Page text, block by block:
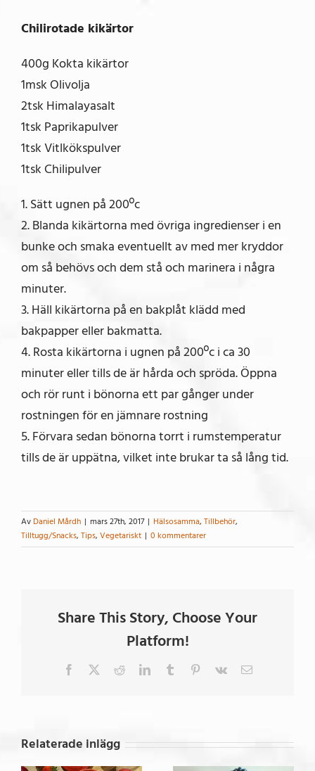
Chilirotade kikärtor
400g Kokta kikärtor
1msk Olivolja
2tsk Himalayasalt
1tsk Paprikapulver
1tsk Vitlkökspulver
1tsk Chilipulver
1. Sätt ugnen på 200ºc
2. Blanda kikärtorna med övriga ingredienser i en
bunke och smaka eventuellt av med mer kryddor
om så behövs och dem stå och marinera i några
minuter.
3. Häll kikärtorna på en bakplåt klädd med
bakpapper eller bakmatta.
4. Rosta kikärtorna i ugnen på 200ºc i ca 30
minuter eller tills de är hårda och spröda. Öppna
och rör runt i bönorna ett par gånger under
rostningen för en jämnare rostning
5. Förvara sedan bönorna torrt i rumstemperatur
tills de är uppätna, vilket inte brukar ta så lång tid.
Av Daniel Mårdh | mars 27th, 2017 | Hälsosamma, Tillbehör,
Tilltugg/Snacks, Tips, Vegetariskt | 0 kommentarer
Share This Story, Choose Your
Platform!
Facebook RedditLinkedInTumblr Pinterest
Vk
E-
Relaterade inlägg